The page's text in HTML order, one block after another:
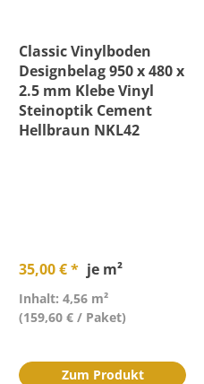
Feuchtraumgeeignet
Höhe
Nutzschicht
Classic Vinylboden
Designbelag 950 x 480 x
2.5 mm Klebe Vinyl
Steinoptik Cement
Hellbraun NKL42
35,00 € * je m²
Inhalt: 4,56 m²
(159,60 € / Paket)
Zum Produkt